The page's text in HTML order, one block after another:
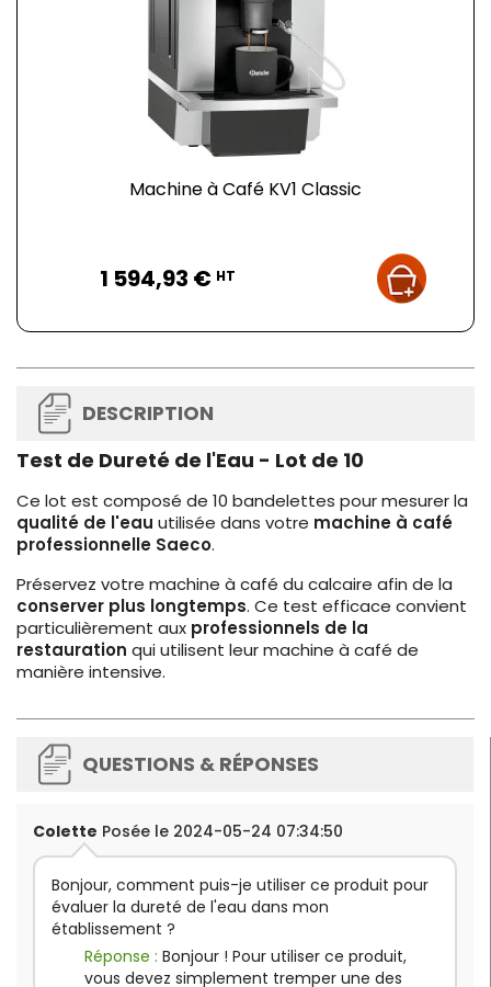
Machine à Café KV1 Classic
1 594,93 € HT
DESCRIPTION
Test de Dureté de l'Eau - Lot de 10
Ce lot est composé de 10 bandelettes pour mesurer la
qualité de l'eau utilisée dans votre machine à café
professionnelle Saeco.
Préservez votre machine à café du calcaire afin de la
conserver plus longtemps. Ce test efficace convient
particulièrement aux professionnels de la
restauration qui utilisent leur machine à café de
manière intensive.
QUESTIONS & RÉPONSES
Colette Posée le 2024-05-24 07:34:50
Bonjour, comment puis-je utiliser ce produit pour
évaluer la dureté de l'eau dans mon
établissement ?
Réponse : Bonjour ! Pour utiliser ce produit,
vous devez simplement tremper une des